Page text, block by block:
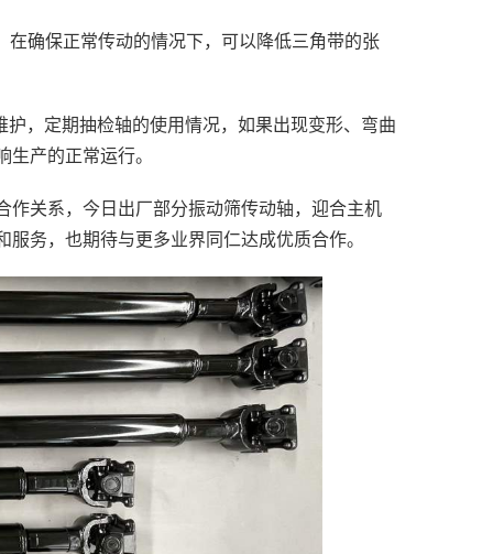
确保正常传动的情况下，可以降低三角带的张
，定期抽检轴的使用情况，如果出现变形、弯曲
产的正常运行。
关系，今日出厂部分振动筛传动轴，迎合主机
务，也期待与更多业界同仁达成优质合作。